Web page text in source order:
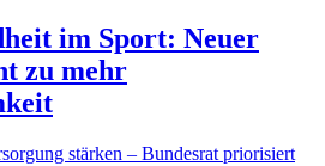
im Sport: Neuer
zu mehr